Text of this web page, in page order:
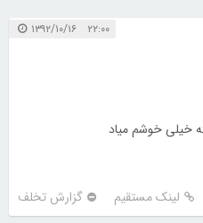
۲۲:۰۰ ۱۳۹۲/۱۰/۱۶
خیلی خوشم میاد
لینک مستقیم گزارش تخلف